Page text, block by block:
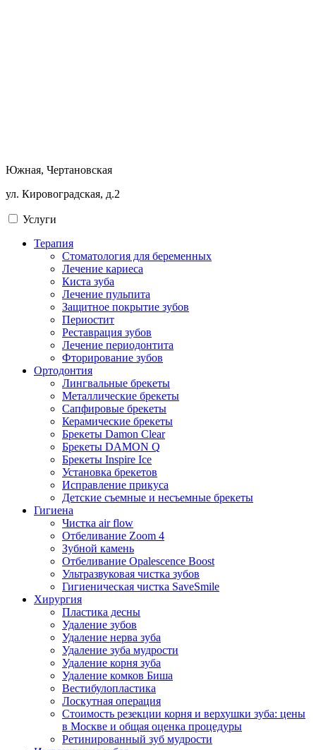
Южная, Чертановская
ул. Кировоградская, д.2
Услуги
Терапия
Стоматология для беременных
Лечение кариеса
Киста зуба
Лечение пульпита
Защитное покрытие зубов
Периостит
Реставрация зубов
Лечение периодонтита
Фторирование зубов
Ортодонтия
Лингвальные брекеты
Металлические брекеты
Сапфировые брекеты
Керамические брекеты
Брекеты Damon Clear
Брекеты DAMON Q
Брекеты Inspire Ice
Установка брекетов
Исправление прикуса
Детские съемные и несъемные брекеты
Гигиена
Чистка air flow
Отбеливание Zoom 4
Зубной камень
Отбеливание Opalescence Boost
Ультразвуковая чистка зубов
Гигиеническая чистка SaveSmile
Хирургия
Пластика десны
Удаление зубов
Удаление нерва зуба
Удаление зуба мудрости
Удаление корня зуба
Удаление комков Биша
Вестибулопластика
Лоскутная операция
Стоимость резекции корня и верхушки зуба: цены
в Москве и общая оценка процедуры
Ретинированный зуб мудрости